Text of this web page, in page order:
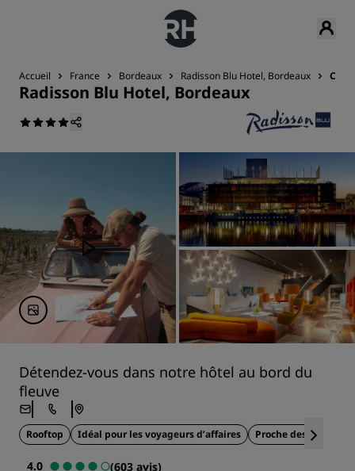
Accueil France Bordeaux Radisson Blu Hotel, Bordeaux
Radisson Blu Hotel, Bordeaux
Détendez-vous dans notre hôtel au bord du
fleuve
Rooftop Idéal pour les voyageurs d’affaires Proche des
4.0
(603 avis)